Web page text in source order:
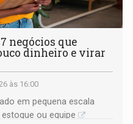
7 negócios que
dinheiro e virar
às 16:00
em pequena escala
ou equipe